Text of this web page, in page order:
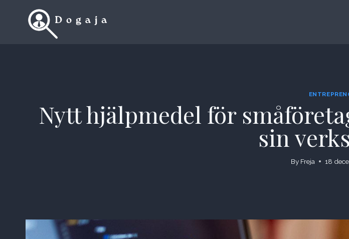
Nytt hjälpmedel för
sin
By Freja 18